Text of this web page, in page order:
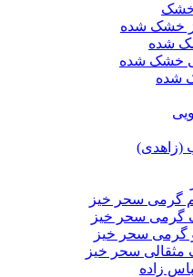
خشک
خشک شده
شده
خشک شده
شده
(زاهدی)
گرمی سحر خیز
گرمی سحر خیز
گرمی سحر خیز
مثقالی سحر خیز
زاده